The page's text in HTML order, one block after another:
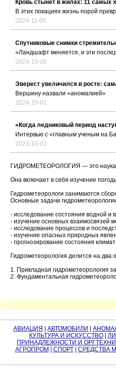
Кровь стынет в жилах: 11 самых
В этих локациях жизнь порой
2024-11-05
Спутниковые снимки
«Ландшафт меняется, и эти
2024-10-06
Эверест увеличился в росте:
Вершину назвали «аномалией»
2024-10-01
«Когда ледниковый период
Интервью с «главным ученым на
2023-10-01
ГИДРОМЕТЕОРОЛОГИЯ — это наука,
Она включает в себя изучение
Гидрометеорологи занимаются
Основные задачи
- исследование состояния водной и
- изучение основных взаимосвязей
- исследование процессов и
- изучение опасных природных
- прогнозирование состояния
Гидрометеорология делится на два
1. Прикладная гидрометеорология
2. Фундаментальная
АВИАЦИЯ АВТОМОБИЛИ
КУЛЬТУРА И ИСКУССТВО
ПРИНАДЛЕЖНОСТИ И
АГРОПРОМ
СПОРТ| СРЕДСТВА